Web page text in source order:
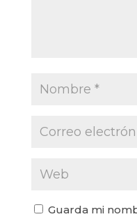
Guarda mi